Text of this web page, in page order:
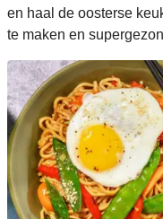
en haal de oosterse
te maken en